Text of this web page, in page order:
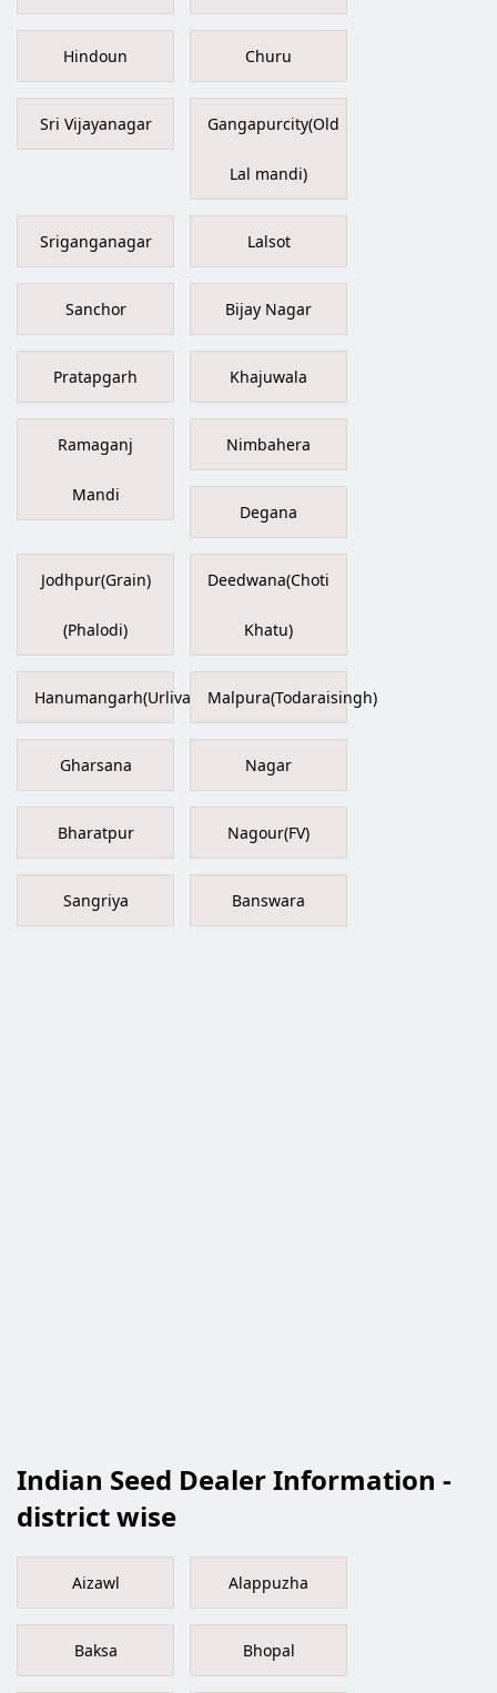
Hindoun Churu
Sri Vijayanagar Gangapurcity(Old
Lal mandi)
Sriganganagar Lalsot
Sanchor Bijay Nagar
Pratapgarh Khajuwala
Ramaganj
Mandi
Nimbahera
Degana
Jodhpur(Grain)
(Phalodi)
Deedwana(Choti
Khatu)
Hanumangarh(Urlivas) Malpura(Todaraisingh)
Gharsana Nagar
Bharatpur Nagour(FV)
Sangriya Banswara
Indian Seed Dealer Information -
district wise
Aizawl Alappuzha
Baksa Bhopal